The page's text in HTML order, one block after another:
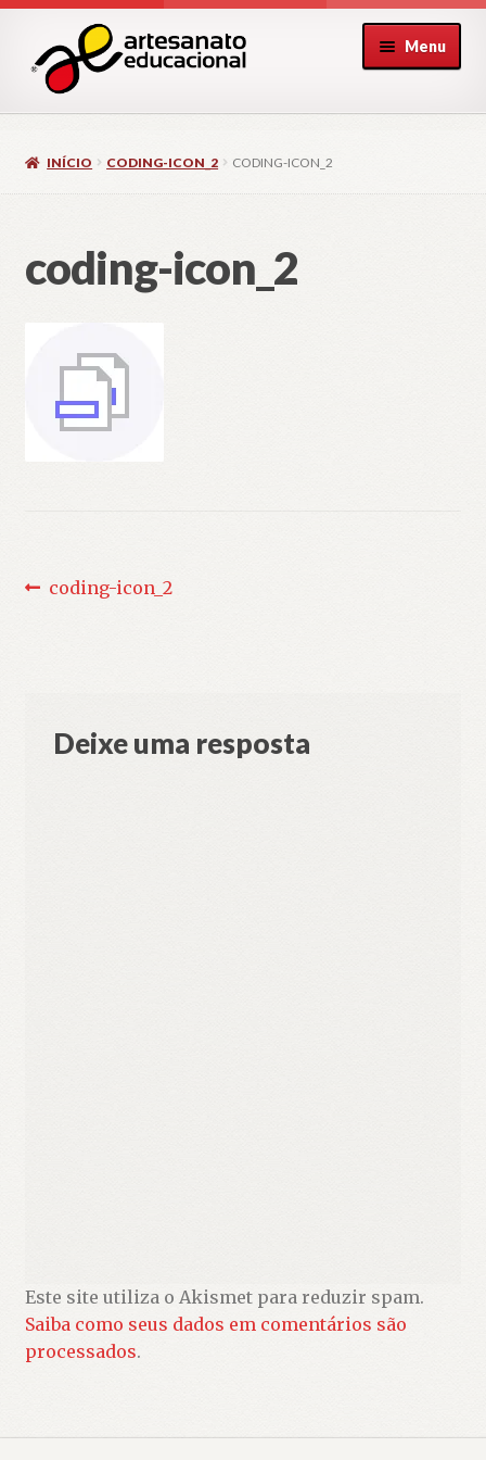
para
navegação
para
conteúdo
Menu
INÍCIO CODING-ICON_2 CODING-ICON_2
coding-icon_2
Navegação
Post
coding-icon_2
Deixe uma resposta
Este site utiliza o Akismet para reduzir spam.
Saiba como seus dados em comentários são
processados.